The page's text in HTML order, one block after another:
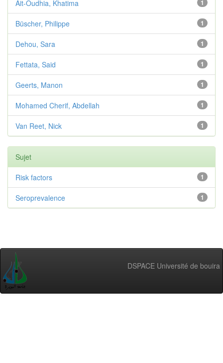
1
Ait-Oudhia, Khatima
1
Büscher, Philippe
1
Dehou, Sara
1
Fettata, Said
1
Geerts, Manon
1
Mohamed Cherif, Abdellah
1
Van Reet, Nick
Sujet
1
Risk factors
1
Seroprevalence
DSPACE Université de bouira